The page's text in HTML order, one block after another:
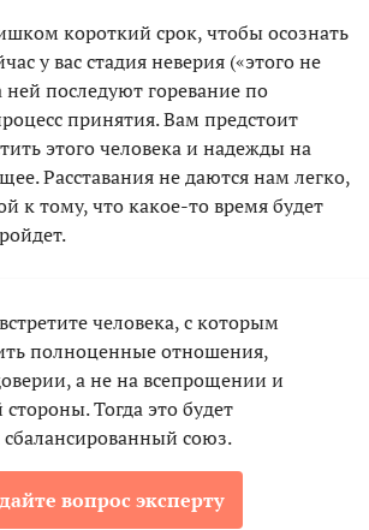
короткий срок, чтобы осознать
у вас стадия неверия («этого не
последуют горевание по
принятия. Вам предстоит
этого человека и надежды на
Расставания не даются нам легко,
к тому, что какое-то время будет
человека, с которым
полноценные отношения,
а не на всепрощении и
стороны. Тогда это будет
союз.
вопрос эксперту